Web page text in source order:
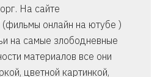
На сайте
онлайн на ютубе )
на самые злободневные
материалов все они
цветной картинкой,